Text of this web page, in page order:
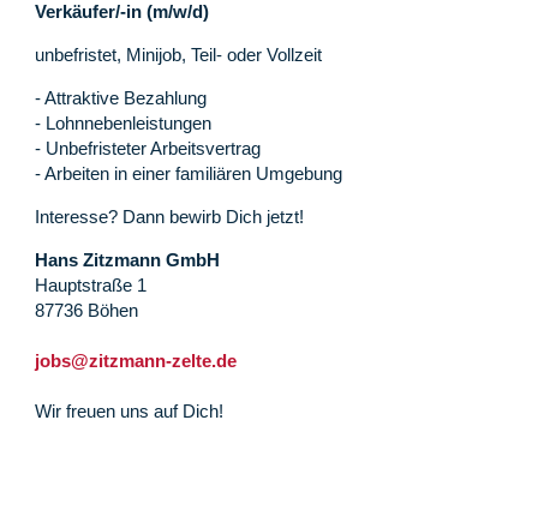
Verkäufer/-in (m/w/d)
unbefristet, Minijob, Teil- oder Vollzeit
- Attraktive Bezahlung
- Lohnnebenleistungen
- Unbefristeter Arbeitsvertrag
- Arbeiten in einer familiären Umgebung
Interesse? Dann bewirb Dich jetzt!
Hans Zitzmann GmbH
Hauptstraße 1
87736 Böhen
jobs@zitzmann-zelte.de
Wir freuen uns auf Dich!